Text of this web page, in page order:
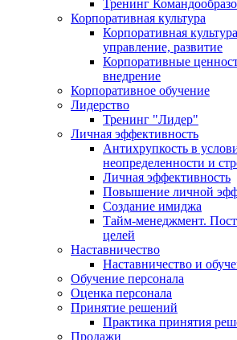
Тренинг
Корпоративная культура
Корпоративная
управление, развитие
Корпоративные
внедрение
Корпоративное обучение
Лидерство
Тренинг "Лидер"
Личная эффективность
Антихрупкость в
неопределенности и
Личная эффективность
Повышение личной
Создание имиджа
Тайм-менеджмент.
целей
Наставничество
Наставничество и
Обучение персонала
Оценка персонала
Принятие решений
Практика принятия
Продажи